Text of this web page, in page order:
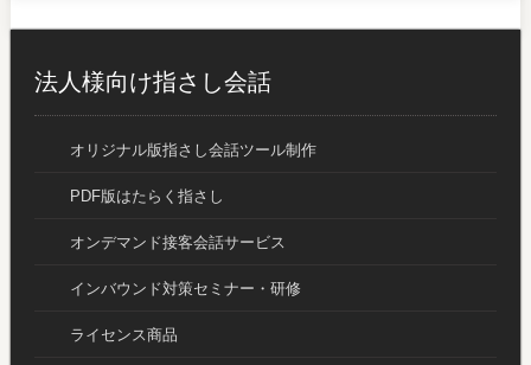
法人様向け指さし会話
オリジナル版指さし会話ツール制作
PDF版はたらく指さし
オンデマンド接客会話サービス
インバウンド対策セミナー・研修
ライセンス商品